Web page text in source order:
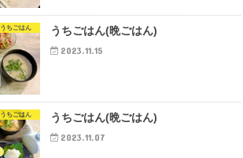
うちごはん うちごはん(晩ごはん)
2023.11.15
うちごはん うちごはん(晩ごはん)
2023.11.07